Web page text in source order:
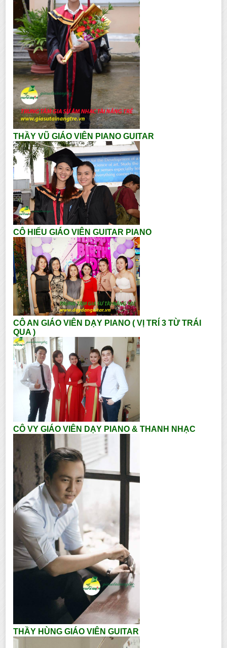
THẦY VŨ GIÁO VIÊN PIANO GUITAR
CÔ HIẾU GIÁO VIÊN GUITAR PIANO
CÔ AN GIÁO VIÊN DẠY PIANO ( VỊ TRÍ 3 TỪ TRÁI
QUA )
CÔ VY GIÁO VIÊN DẠY PIANO & THANH NHẠC
THẦY HÙNG GIÁO VIÊN GUITAR